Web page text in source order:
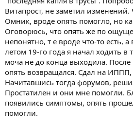
Витапрост, не заметил изменений.
Омник, вроде опять помогло, но
Оговорюсь, что опять же по
непонятно, т е вроде что-то есть,
летом 19-го года я начал ходить в
моча не до конца выходила. После
опять возвращался. Сдал на
Начитавшись тогда форумов,
Простатилен и они мне помогли.
появились симптомы, опять
помогли.